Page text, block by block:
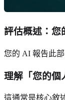
評估概述：您
您的 AI 報告此
理解「您的個
這通常是核心敘